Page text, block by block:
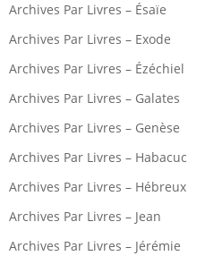
Archives Par Livres – Ésaïe
Archives Par Livres – Exode
Archives Par Livres – Ézéchiel
Archives Par Livres – Galates
Archives Par Livres – Genèse
Archives Par Livres – Habacuc
Archives Par Livres – Hébreux
Archives Par Livres – Jean
Archives Par Livres – Jérémie